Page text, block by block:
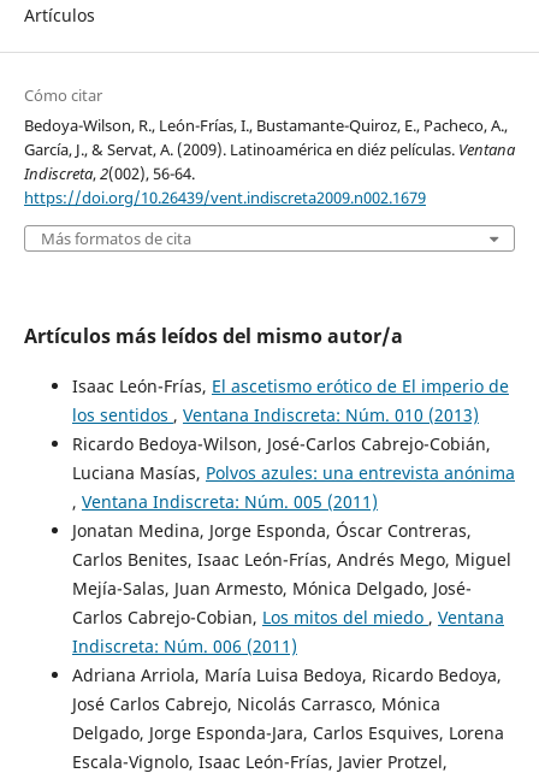
Artículos
Cómo citar
Bedoya-Wilson, R., León-Frías, I., Bustamante-Quiroz, E., Pacheco, A.,
García, J., & Servat, A. (2009). Latinoamérica en diéz películas. Ventana
Indiscreta,2(002), 56-64.
https://doi.org/10.26439/vent.indiscreta2009.n002.1679
Más formatos de cita
Artículos más leídos del mismo autor/a
Isaac León-Frías, El ascetismo erótico de El imperio de
los sentidos , Ventana Indiscreta: Núm. 010 (2013)
Ricardo Bedoya-Wilson, José-Carlos Cabrejo-Cobián,
Luciana Masías, Polvos azules: una entrevista anónima
, Ventana Indiscreta: Núm. 005 (2011)
Jonatan Medina, Jorge Esponda, Óscar Contreras,
Carlos Benites, Isaac León-Frías, Andrés Mego, Miguel
Mejía-Salas, Juan Armesto, Mónica Delgado, José-
Carlos Cabrejo-Cobian, Los mitos del miedo , Ventana
Indiscreta: Núm. 006 (2011)
Adriana Arriola, María Luisa Bedoya, Ricardo Bedoya,
José Carlos Cabrejo, Nicolás Carrasco, Mónica
Delgado, Jorge Esponda-Jara, Carlos Esquives, Lorena
Escala-Vignolo, Isaac León-Frías, Javier Protzel,